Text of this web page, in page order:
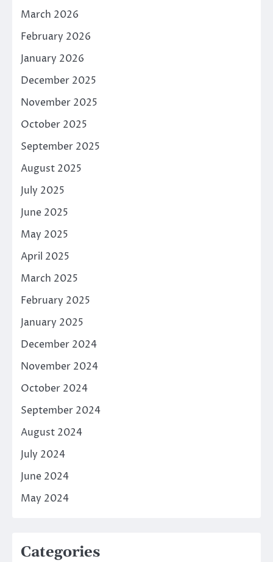
March 2026
February 2026
January 2026
December 2025
November 2025
October 2025
September 2025
August 2025
July 2025
June 2025
May 2025
April 2025
March 2025
February 2025
January 2025
December 2024
November 2024
October 2024
September 2024
August 2024
July 2024
June 2024
May 2024
Categories